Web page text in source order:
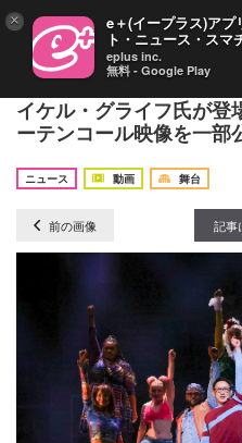
日米合作『RENT』初日
イケル・グライフ氏が
ーテンコール映像を一部
ニュース
動画 舞台
前の画像 記事
× e＋(イープラス)アプ
ト・ニュース・スマ
eplus inc.
無料 - Google Play